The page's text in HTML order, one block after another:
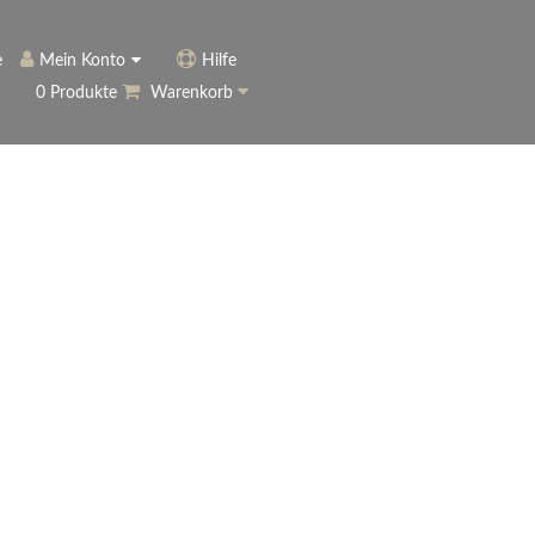
Mein Konto
Anmelden
Hilfe
0 Produkte
Warenkorb